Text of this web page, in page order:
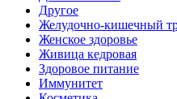
Другое
Желудочно-кишечный
Женское здоровье
Живица кедровая
Здоровое питание
Иммунитет